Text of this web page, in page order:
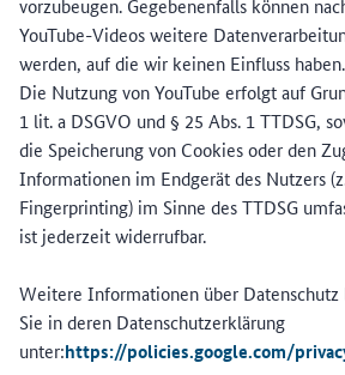
YouTube-Videos weitere
werden, auf die wir keinen Einfluss haben.
Die Nutzung von YouTube erfolgt auf
1 lit. a DSGVO und § 25 Abs. 1 TTDSG,
die Speicherung von Cookies oder den
Informationen im Endgerät des Nutzers
Fingerprinting) im Sinne des TTDSG
ist jederzeit widerrufbar.
Weitere Informationen über Datenschutz
Sie in deren Datenschutzerklärung
unter:https://policies.google.com/